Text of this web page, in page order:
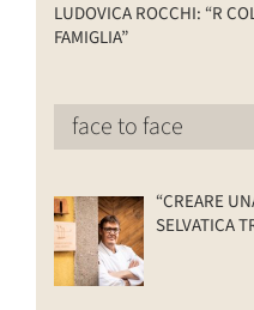
LUDOVICA ROCCHI: “R
FAMIGLIA”
face to face
“CREARE
SELVATICA